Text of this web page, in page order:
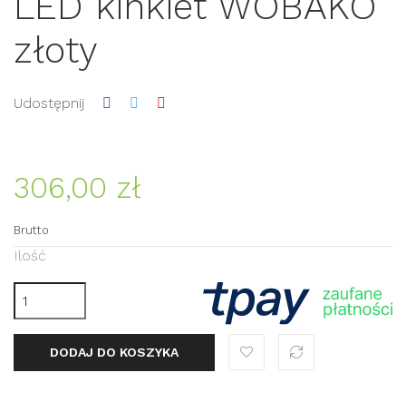
złoty
Udostępnij
306,00 zł
Brutto
Ilość
DODAJ DO KOSZYKA